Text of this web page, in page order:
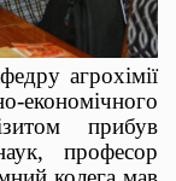
агрохімії
економічного
прибув
професор